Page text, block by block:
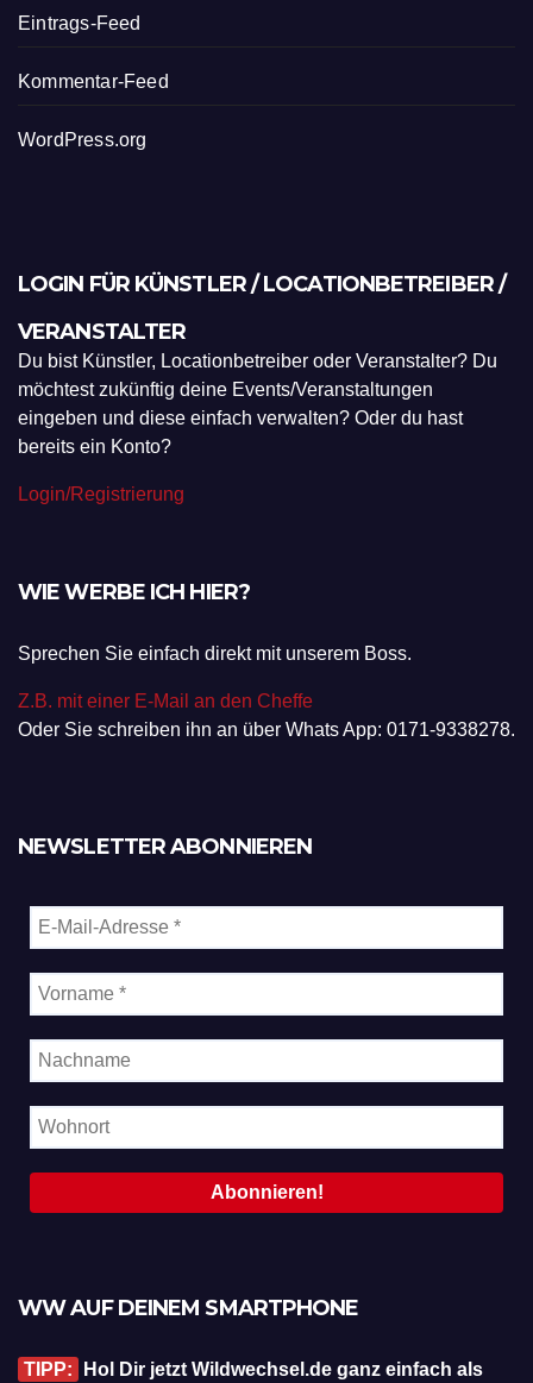
Eintrags-Feed
Kommentar-Feed
WordPress.org
LOGIN FÜR KÜNSTLER / LOCATIONBETREIBER /
VERANSTALTER
Du bist Künstler, Locationbetreiber oder Veranstalter? Du
möchtest zukünftig deine Events/Veranstaltungen
eingeben und diese einfach verwalten? Oder du hast
bereits ein Konto?
Login/Registrierung
WIE WERBE ICH HIER?
Sprechen Sie einfach direkt mit unserem Boss.
Z.B. mit einer E-Mail an den Cheffe
Oder Sie schreiben ihn an über Whats App: 0171-9338278.
NEWSLETTER ABONNIEREN
WW AUF DEINEM SMARTPHONE
TIPP:
Hol Dir jetzt Wildwechsel.de ganz einfach als